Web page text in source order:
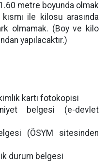
metre boyunda olmak
ile kilosu arasında
olmamak. (Boy ve kilo
yapılacaktır.)
kartı fotokopisi
belgesi (e-devlet
(ÖSYM sitesinden
durum belgesi